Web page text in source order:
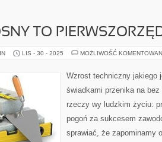
TO
LIS - 30 - 2025 MOŻLIWOŚĆ
Wzrost techniczny jakiego
świadkami przenika na
rzeczy wy ludzkim życiu:
pogoń za sukcesem
sprawiać, że zapominamy